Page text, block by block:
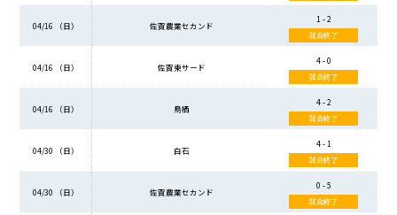
04/16 （日） 佐賀農業セカンド
1 - 2
試合終了
04/16 （日） 佐賀東サード
4 - 0
試合終了
04/16 （日） 鳥栖
4 - 2
試合終了
04/30 （日） 白石
4 - 1
試合終了
04/30 （日） 佐賀農業セカンド
0 - 5
試合終了